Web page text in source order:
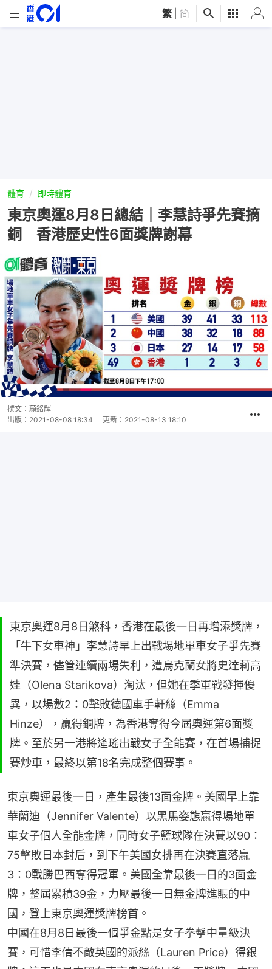
繁 简
體育 即時體育
東京奧運8月8日總結｜李慧詩爭先賽摘
銅 香港歷史性6面獎牌謝幕
撰文： 顏銘輝
出版： 2021-08-08 18:34 更新： 2021-08-13 18:10
東京奧運8月8日煞科，香港在最後一日再增添獎牌，
「牛下女車神」李慧詩早上出戰埸地單車女子爭先賽
準決賽，儘管連續兩場失利，遭烏克蘭女將史達莉高
娃（Olena Starikova）淘汰，但她在季軍戰發揮優
異，以場數2：0擊敗德國車手軒絲（Emma
Hinze），贏得銅牌，為香港奪得今屆奧運第6面獎
牌。至於另一港將逄瑤出戰女子全能賽，在首場捕捉
賽炒車，最終以第18名完成整個賽事。
東京奧運最後一日，產生最後13面金牌。美國早上靠
華蘭迪（Jennifer Valente）以黑馬姿態贏得場地單
車女子個人全能金牌，同時女子籃球隊在決賽以90：
75擊敗日本封后，到下午美國女排再在決賽直落贏
3：0戰勝巴西奪得冠軍。美國全靠最後一日的3面金
牌，整屆累積39金，力壓最後一日無金牌進賬的中
國，登上東京奧運獎牌榜首。
中國在8月8日最後一個爭金點是女子拳擊中量級決
賽，可惜李倩不敵英國的派絲（Lauren Price）得銀